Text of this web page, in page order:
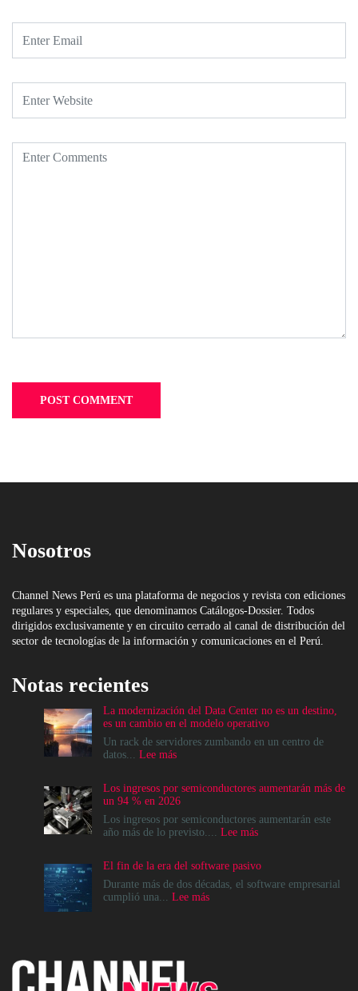
Nosotros
Channel News Perú es una plataforma de negocios y revista con ediciones
regulares y especiales, que denominamos Catálogos-Dossier. Todos
dirigidos exclusivamente y en circuito cerrado al canal de distribución del
sector de tecnologías de la información y comunicaciones en el Perú.
Notas recientes
La modernización del Data Center no es un destino,
es un cambio en el modelo operativo
Un rack de servidores zumbando en un centro de
datos... Lee más:
del
Data
Center
no
destino,
es
un
operativo
Los ingresos por semiconductores aumentarán más de
un 94 % en 2026
Los ingresos por semiconductores aumentarán este
año más de lo previsto.... Lee más:
por
semiconductores
El fin de la era del software pasivo
Durante más de dos décadas, el software empresarial
cumplió una... Lee más:
software